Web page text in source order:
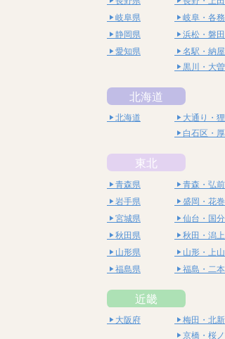
岐阜県
岐阜・各
静岡県
浜松・磐田
愛知県
名駅・納
黒川・大
北海道
北海道 大通り・
白石区・
東北
青森県 青森・弘
岩手県
盛岡・花
宮城県
仙台・国
秋田県
秋田・潟
山形県
山形・上
福島県
福島・二
近畿
大阪府 梅田・北
京橋・桜